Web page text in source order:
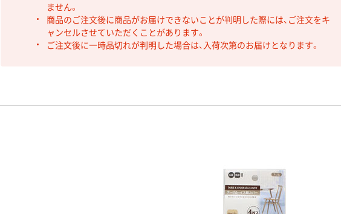
ません。
商品のご注文後に商品がお届けできないことが判明した際には、ご注文をキ
ャンセルさせていただくことがあります。
ご注文後に一時品切れが判明した場合は、入荷次第のお届けとなります。